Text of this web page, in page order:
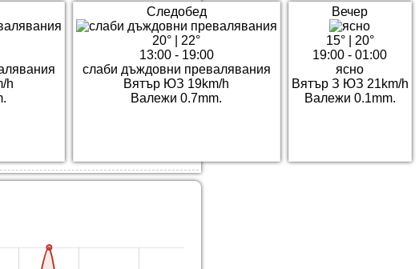
h
Следобед
20°
22°
13:00 - 19:00
слаби дъждовни превалявания
Вятър ЮЗ 19km/h
Валежи 0.7mm.
Вечер
15°| 20°
19:00 - 01:00
ясно
Вятър З ЮЗ 21km/h
Валежи 0.1mm.